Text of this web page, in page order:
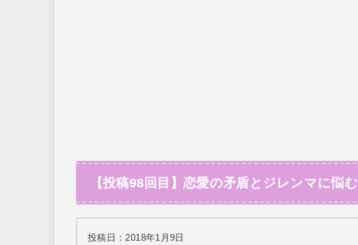
【投稿98回目】恋愛の矛盾とジレンマに悩む
投稿日：2018年1月9日